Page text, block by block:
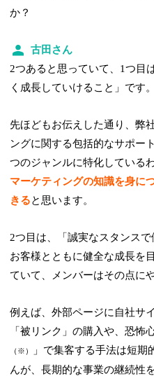
か？
古田さん
2つあると思っていて、1つ目
く成長していけること」です。
先ほどもお伝えした通り、弊
ングに関する包括的なサポー
つのジャンルに特化している
マーケティングの知識を身に
きると思います。
2つ目は、「誠実なスタンスで
お客様とともに健全な成長を
ていて、メンバーはその点に
例えば、外部ページに自社サ
「被リンク」の購入や、恐怖
（※）
」で集客する手法は短
んが、長期的な事業の継続性